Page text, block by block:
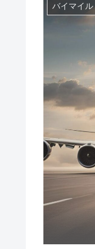
バイマイ